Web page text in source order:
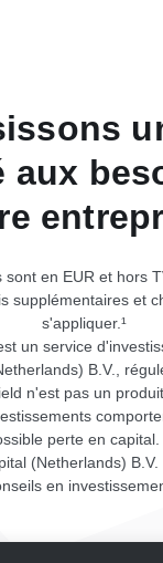
aux
sont en EUR et hors
supplémentaires et
s'appliquer.¹
un service
B.V.,
n'est pas un
perte en
(Netherlands)
en